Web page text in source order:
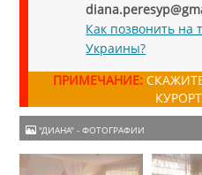
Как позвонить на
Украины?
ПРИМЕЧАНИЕ:
"ДИАНА" - ФОТОГРАФИИ